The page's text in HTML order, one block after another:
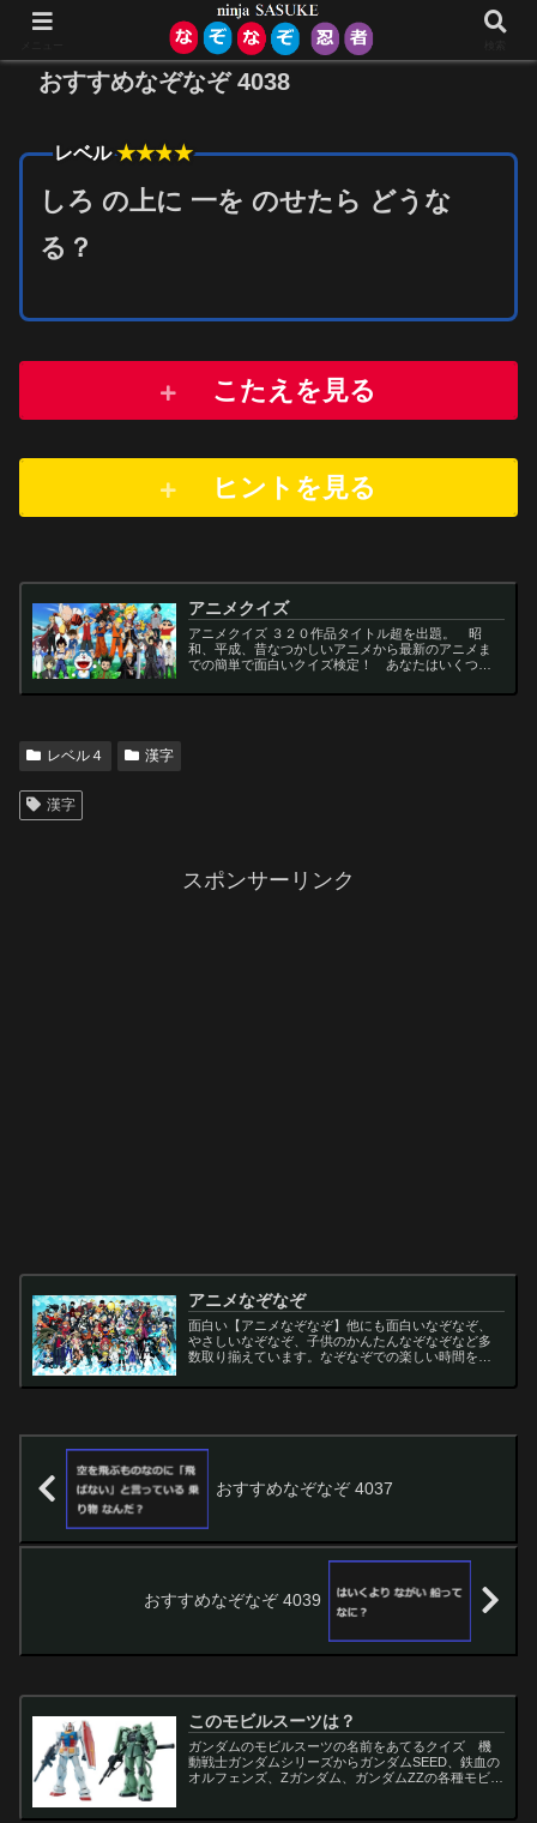
おすすめなぞなぞ 4038
レベル★★★★
しろ の上に 一を のせたら どうな
る？
こたえを見る
ヒントを 見る
アニメクイズ
アニメクイズ ３２０作品タイトル超を出題。 昭
和、平成、昔なつかしいアニメから最新のアニメま
での簡単で面白いクイズ検定！ あなたはいくつわ
ど一問一答から3択・4択問題までの小学生の簡単問
レベル４ 漢字
漢字
スポンサーリンク
アニメなぞなぞ
面白い【アニメなぞなぞ】他にも面白いなぞなぞ、
やさしいなぞなぞ、子供のかんたんなぞなぞなど多
数取り揃えています。なぞなぞでの楽しい時間をお
おすすめなぞなぞ 4037
おすすめなぞなぞ 4039
このモビルスーツは？
ガンダムのモビルスーツの名前をあてるクイズ 機
動戦士ガンダムシリーズからガンダムSEED、鉄血の
オルフェンズ、Zガンダム、ガンダムZZの各種モビル